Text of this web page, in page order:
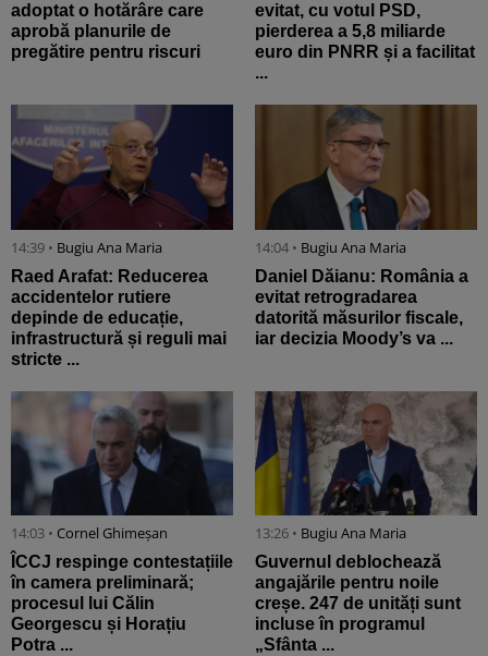
adoptat o hotărâre care
aprobă planurile de
pregătire pentru riscuri
evitat, cu votul PSD,
pierderea a 5,8 miliarde
euro din PNRR și a facilitat
...
14:39 • Bugiu ⁠Ana Maria
Raed Arafat: Reducerea
accidentelor rutiere
depinde de educație,
infrastructură și reguli mai
stricte ...
14:04 • Bugiu ⁠Ana Maria
Daniel Dăianu: România a
evitat retrogradarea
datorită măsurilor fiscale,
iar decizia Moody’s va ...
14:03 • Cornel Ghimeșan
ÎCCJ respinge contestațiile
în camera preliminară;
procesul lui Călin
Georgescu și Horațiu
Potra ...
13:26 • Bugiu ⁠Ana Maria
Guvernul deblochează
angajările pentru noile
creșe. 247 de unități sunt
incluse în programul
„Sfânta ...